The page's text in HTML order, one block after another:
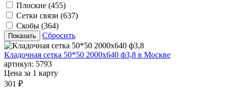
Плоские (455)
Сетки связи (637)
Скобы (364)
Сбросить
Кладочная сетка 50*50 2000х640 ф3,8 в Москве
артикул: 5793
Цена за 1 карту
301 ₽